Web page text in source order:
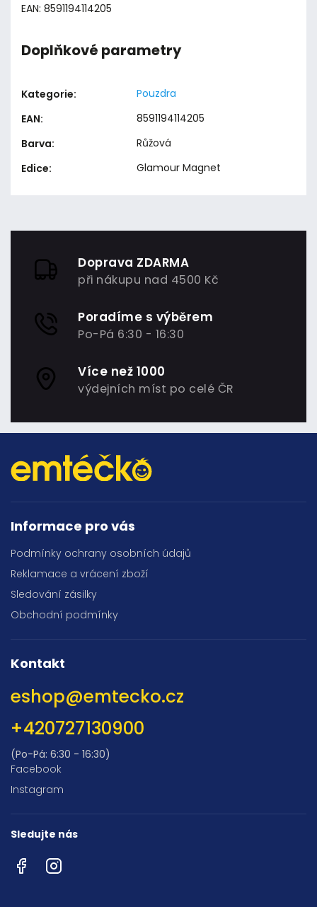
EAN: 8591194114205
Doplňkové parametry
Kategorie:
Pouzdra
EAN:
8591194114205
Barva:
Růžová
Edice: Glamour Magnet
Doprava ZDARMA
při nákupu nad 4500 Kč
Poradíme s výběrem
Po-Pá 6:30 - 16:30
Více než 1000
výdejních míst po celé ČR
Informace pro vás
Podmínky ochrany osobních údajů
Reklamace a vrácení zboží
Sledování zásilky
Obchodní podmínky
Kontakt
eshop@emtecko.cz
+420727130900
(Po-Pá: 6:30 - 16:30)
Facebook
Instagram
Sledujte nás
FacebookInstagram